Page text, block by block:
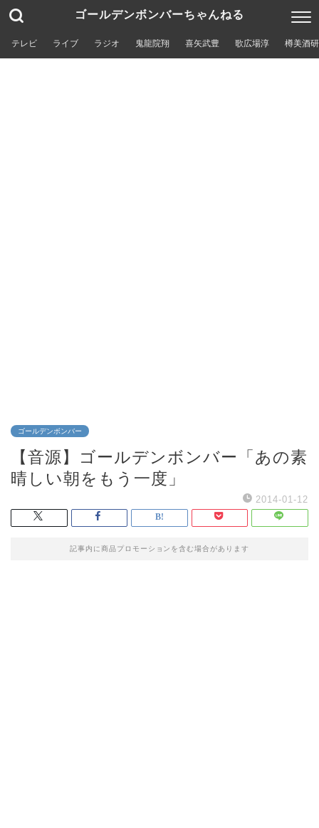
ゴールデンボンバーちゃんねる
テレビ ライブ ラジオ 鬼龍院翔 喜矢武豊 歌広場淳 樽美酒
ゴールデンボンバー
【音源】ゴールデンボンバー「あの素
晴しい朝をもう一度」
2014-01-12
記事内に商品プロモーションを含む場合があります